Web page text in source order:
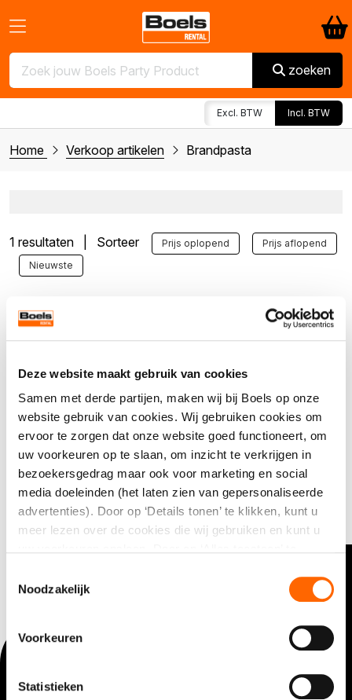
Deze website maakt gebruik van cookies
Samen met derde partijen, maken wij bij Boels op onze
website gebruik van cookies. Wij gebruiken cookies om
ervoor te zorgen dat onze website goed functioneert, om
uw voorkeuren op te slaan, om inzicht te verkrijgen in
bezoekersgedrag maar ook voor marketing en social
media doeleinden (het laten zien van gepersonaliseerde
advertenties). Door op ‘Details tonen’ te klikken, kunt u
meer lezen over de cookies die wij gebruiken en kunt u
zoals omschreven in onze cookieverklaring. U kunt uw
gegeven toestemming op ieder moment wijzigen of
Noodzakelijk
Voorkeuren
Statistieken
zoeken
Excl. BTW Incl. BTW
Home Verkoop artikelen Brandpasta
1 resultaten | Sorteer Prijs oplopend
Prijs aflopend
Nieuwste
Artikelnr. 331045
€1,99 (incl. 21% BTW)
Direct aanvragen